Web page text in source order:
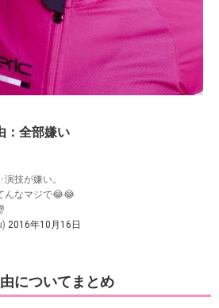
：全部嫌い
技が嫌い。
んなマジで😂😂
2016年10月16日
についてまとめ